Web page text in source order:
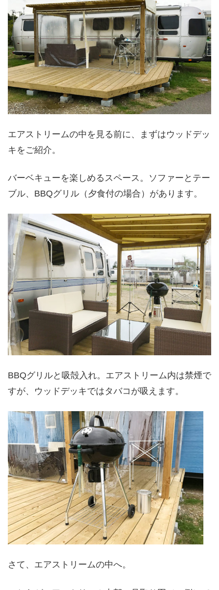
エアストリームの中を見る前に、まずはウッドデッ
キをご紹介。
バーベキューを楽しめるスペース。ソファーとテー
ブル、BBQグリル（夕食付の場合）があります。
BBQグリルと吸殻入れ。エアストリーム内は禁煙で
すが、ウッドデッキではタバコが吸えます。
さて、エアストリームの中へ。